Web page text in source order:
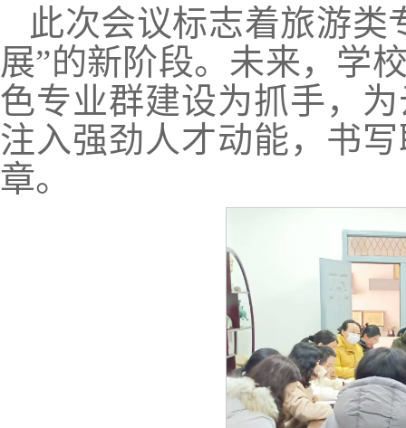
此次会议标志着旅游类
展”的新阶段。未来，学
色专业群建设为抓手，
注入强劲人才动能，书
章。